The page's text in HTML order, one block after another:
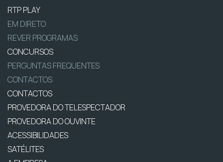
RTP PLAY
EM DIRETO
REVER PROGRAMAS
CONCURSOS
PERGUNTAS FREQUENTES
CONTACTOS
CONTACTOS
PROVEDORA DO TELESPECTADOR
PROVEDORA DO OUVINTE
ACESSIBILIDADES
SATÉLITES